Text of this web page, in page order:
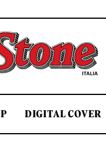
Stone Italia
DIGITAL COVER